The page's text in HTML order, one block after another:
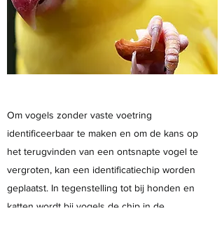
Om vogels zonder vaste voetring
identificeerbaar te maken en om de kans op
het terugvinden van een ontsnapte vogel te
vergroten, kan een identificatiechip worden
geplaatst. In tegenstelling tot bij honden en
katten wordt bij vogels de chip in de